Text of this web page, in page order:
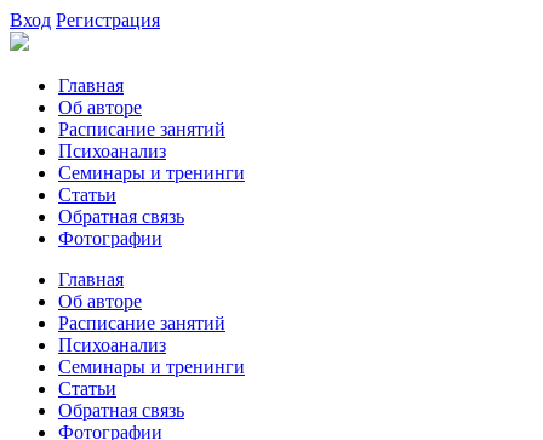
Вход Регистрация
Главная
Об авторе
Расписание занятий
Психоанализ
Семинары и тренинги
Статьи
Обратная связь
Фотографии
Главная
Об авторе
Расписание занятий
Психоанализ
Семинары и тренинги
Статьи
Обратная связь
Фотографии